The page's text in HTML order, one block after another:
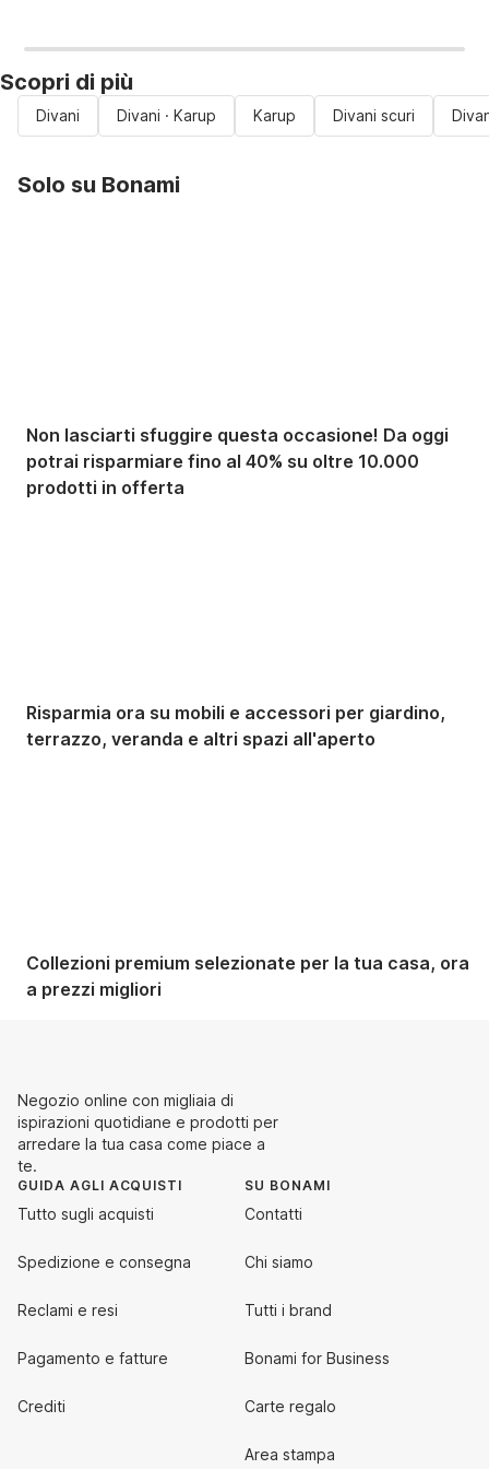
Scopri di più
Divani Divani · Karup Karup Divani scuri
Solo su Bonami
Non lasciarti sfuggire questa occasione! Da oggi
potrai risparmiare fino al 40% su oltre 10.000
prodotti in offerta
Risparmia ora su mobili e accessori per giardino,
terrazzo, veranda e altri spazi all'aperto
Collezioni premium selezionate per la tua casa, ora
a prezzi migliori
Negozio online con migliaia di
ispirazioni quotidiane e prodotti per
arredare la tua casa come piace a
te.
GUIDA AGLI ACQUISTI
Tutto sugli acquisti
Spedizione e consegna
Reclami e resi
Pagamento e fatture
Crediti
SU BONAMI
Contatti
Chi siamo
Tutti i brand
Bonami for Business
Carte regalo
Area stampa